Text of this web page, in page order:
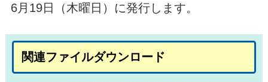
6月19日（木曜日）に発行します。
関連ファイルダウンロード